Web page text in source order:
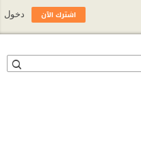
اشترك الآن دخول